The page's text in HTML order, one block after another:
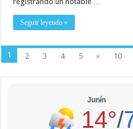
Seguir leyendo »
1 2 3 4 5 » 10